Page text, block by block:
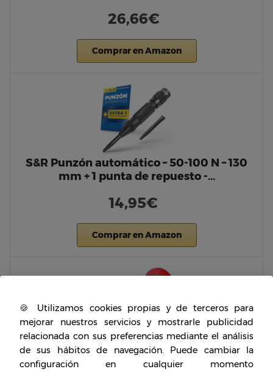
26,66€
Comprar en Amazon
S&R Punzón automático – 50-100 N – 130
mm + 1 punta de repuesto -…
14,95€
Comprar en Amazon
🍪 Utilizamos cookies propias y de terceros para
mejorar nuestros servicios y mostrarle publicidad
relacionada con sus preferencias mediante el análisis
de sus hábitos de navegación. Puede cambiar la
configuración en cualquier momento